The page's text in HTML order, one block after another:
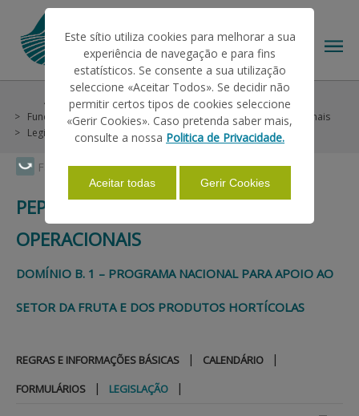
Faça Swipe para ver o menu
O IFAP
AJUDAS/APOIOS
INFORMAÇÕES
ESTATÍSTICAS
APOIO AO BENEFICIÁRIO
Ajudas/Apoios
Intervenção em Mercados
Fundos Operacionais
PEPAC 2024-2027 - Fundos Operacionais
Legislação
PEPAC 2024-2027 - FUNDOS
OPERACIONAIS
DOMÍNIO B. 1 – PROGRAMA NACIONAL PARA APOIO AO
SETOR DA FRUTA E DOS PRODUTOS HORTÍCOLAS
REGRAS E INFORMAÇÕES BÁSICAS | CALENDÁRIO |
FORMULÁRIOS | LEGISLAÇÃO |
Este sítio utiliza cookies para melhorar a sua
experiência de navegação e para fins
estatísticos. Se consente a sua utilização
seleccione «Aceitar Todos». Se decidir não
permitir certos tipos de cookies seleccione
«Gerir Cookies». Caso pretenda saber mais,
consulte a nossa Politica de Privacidade.
Aceitar todas Gerir Cookies